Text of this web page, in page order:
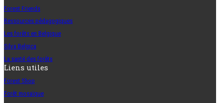
Forest Friends
Ressources pédagogiques
Les forêts en Belgique
Silva Belgica
La santé des forêts
Liens utiles
Forest Shop
Forêt mosaïque